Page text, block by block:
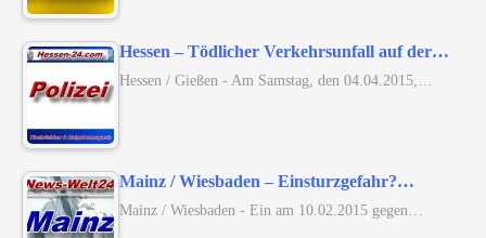
Hessen – Tödlicher Verkehrsunfall auf der…
Hessen / Gießen - Am Samstag, den 04.04.2015,…
Mainz / Wiesbaden – Einsturzgefahr?…
Mainz / Wiesbaden - Ein am 10.02.2015 gegen…